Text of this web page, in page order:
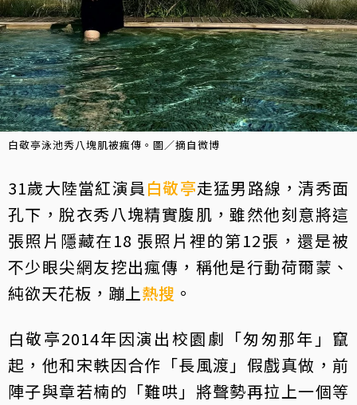
白敬亭泳池秀八塊肌被瘋傳。圖／摘自微博
31歲大陸當紅演員 白敬亭走猛男路線，清秀面
孔下，脫衣秀八塊精實腹肌，雖然他刻意將這
張照片隱藏在18 張照片裡的第12張，還是被
不少眼尖網友挖出瘋傳，稱他是行動荷爾蒙、
純欲天花板，蹦上熱搜 。
白敬亭2014年因演出校園劇「匆匆那年」竄
起，他和宋軼因合作「長風渡」假戲真做，前
陣子與章若楠的「難哄」將聲勢再拉上一個等